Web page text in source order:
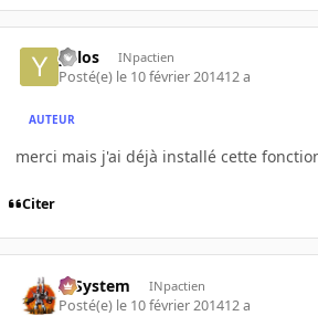
yulos INpactien
Posté(e) le 10 février 201412 a
AUTEUR
merci mais j'ai déjà installé cette
Citer
X-System INpactien
Posté(e) le 10 février 201412 a